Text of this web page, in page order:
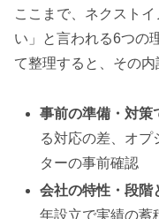
ここまで、ネクスト
い」と言われる6つの
て整理すると、その内
事前の準備・対策
る対応の差、オプ
ターの事前確認
会社の特性・段階
年設立で実績の蓄